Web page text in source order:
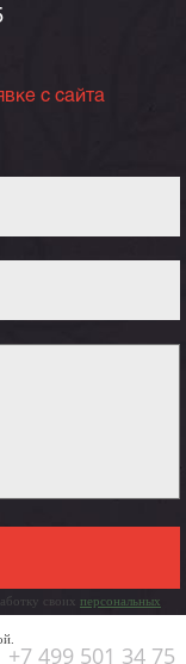
с сайта
своих персональных
+7 499 501 34 75